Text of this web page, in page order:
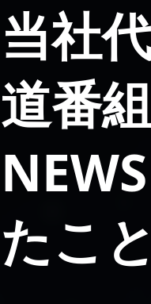
当社
道番
たこ